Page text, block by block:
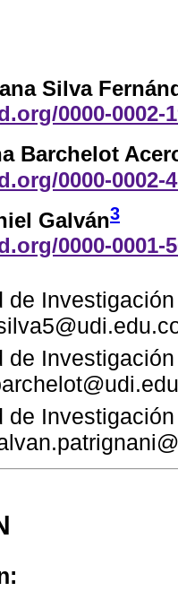
Silva
0000-0002-
Barchelot
0000-0002-
Galván3
0000-0001-
de
de
de